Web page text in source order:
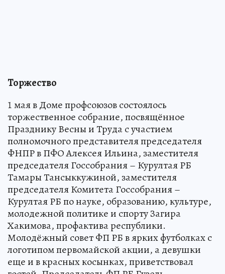
Торжество
1 мая в Доме профсоюзов состоялось
торжественное собрание, посвящённое
Празднику Весны и Труда с участием
полномочного представителя председателя
ФНПР в ПФО Алексея Ильина, заместителя
председателя Госсобрания – Курултая РБ
Тамары Тансыккужиной, заместителя
председателя Комитета Госсобрания –
Курултая РБ по науке, образованию, культуре,
молодежной политике и спорту Загира
Хакимова, профактива республики.
Молодёжный совет ФП РБ в ярких футболках с
логотипом первомайской акции, а девушки
еще и в красных косынках, приветствовал